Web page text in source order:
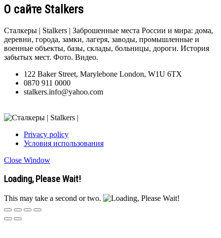
О сайте Stalkers
Сталкеры | Stalkers | Заброшенные места России и мира: дома,
деревни, города, замки, лагеря, заводы, промышленные и
военные объекты, базы, склады, больницы, дороги. История
забытых мест. Фото. Видео.
122 Baker Street, Marylebone London, W1U 6TX
0870 911 0000
stalkers.info@yahoo.com
Privacy policy
Условия использования
Close Window
Loading, Please Wait!
This may take a second or two.